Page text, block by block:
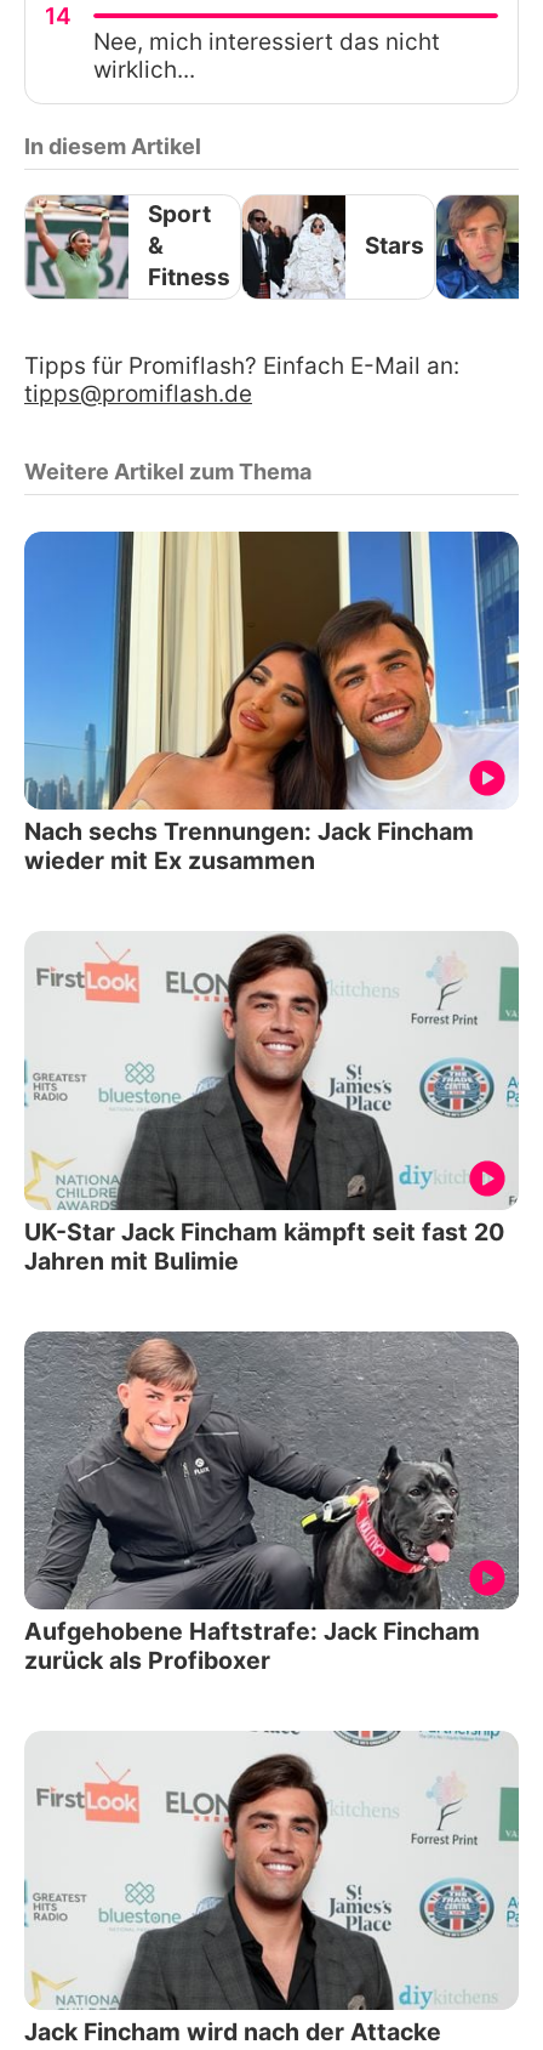
14
Nee, mich interessiert das nicht
wirklich...
In diesem Artikel
Sport
&
Fitness
Stars
Tipps für Promiflash? Einfach E-Mail an:
tipps@promiflash.de
Weitere Artikel zum Thema
Nach sechs Trennungen: Jack Fincham
wieder mit Ex zusammen
UK-Star Jack Fincham kämpft seit fast 20
Jahren mit Bulimie
Aufgehobene Haftstrafe: Jack Fincham
zurück als Profiboxer
Jack Fincham wird nach der Attacke